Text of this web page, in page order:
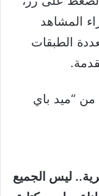
المشاهد
الطبقات
من “ميد باي
ليس الجميع